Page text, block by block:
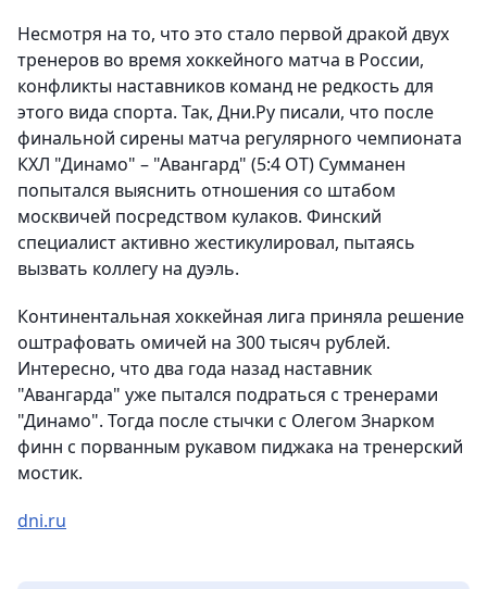
Несмотря на то, что это стало первой дракой двух
тренеров во время хоккейного матча в России,
конфликты наставников команд не редкость для
этого вида спорта. Так, Дни.Ру писали, что после
финальной сирены матча регулярного чемпионата
КХЛ "Динамо" – "Авангард" (5:4 ОТ) Сумманен
попытался выяснить отношения со штабом
москвичей посредством кулаков. Финский
специалист активно жестикулировал, пытаясь
вызвать коллегу на дуэль.
Континентальная хоккейная лига приняла решение
оштрафовать омичей на 300 тысяч рублей.
Интересно, что два года назад наставник
"Авангарда" уже пытался подраться с тренерами
"Динамо". Тогда после стычки с Олегом Знарком
финн с порванным рукавом пиджака на тренерский
мостик.
dni.ru